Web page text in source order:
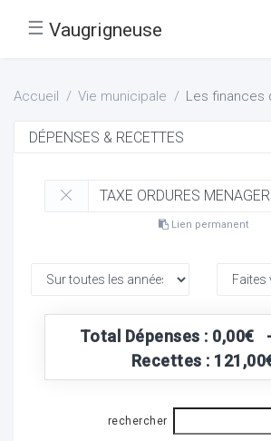
☰ Vaugrigneuse
Accueil Vie municipale Les finances
Lien permanent
Total Dépenses :
Recettes :
rechercher